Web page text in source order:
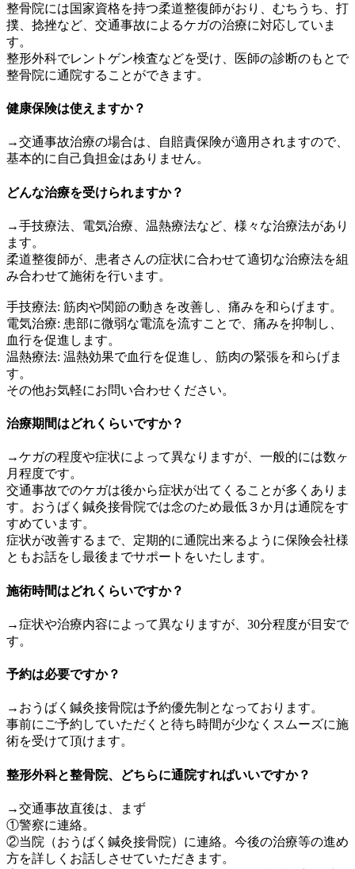
整骨院には国家資格を持つ柔道整復師がおり、むちうち、打
撲、捻挫など、交通事故によるケガの治療に対応していま
す。
整形外科でレントゲン検査などを受け、医師の診断のもとで
整骨院に通院することができます。
健康保険は使えますか？
→交通事故治療の場合は、自賠責保険が適用されますので、
基本的に自己負担金はありません。
どんな治療を受けられますか？
→手技療法、電気治療、温熱療法など、様々な治療法があり
ます。
柔道整復師が、患者さんの症状に合わせて適切な治療法を組
み合わせて施術を行います。
手技療法: 筋肉や関節の動きを改善し、痛みを和らげます。
電気治療: 患部に微弱な電流を流すことで、痛みを抑制し、
血行を促進します。
温熱療法: 温熱効果で血行を促進し、筋肉の緊張を和らげま
す。
その他お気軽にお問い合わせください。
治療期間はどれくらいですか？
→ケガの程度や症状によって異なりますが、一般的には数ヶ
月程度です。
交通事故でのケガは後から症状が出てくることが多くありま
す。おうばく鍼灸接骨院では念のため最低３か月は通院をす
すめています。
症状が改善するまで、定期的に通院出来るように保険会社様
ともお話をし最後までサポートをいたします。
施術時間はどれくらいですか？
→症状や治療内容によって異なりますが、30分程度が目安で
す。
予約は必要ですか？
→おうばく鍼灸接骨院は予約優先制となっております。
事前にご予約していただくと待ち時間が少なくスムーズに施
術を受けて頂けます。
整形外科と整骨院、どちらに通院すればいいですか？
→交通事故直後は、まず
①警察に連絡。
②当院（おうばく鍼灸接骨院）に連絡。今後の治療等の進め
方を詳しくお話しさせていただきます。